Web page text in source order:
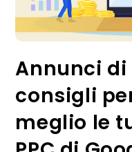
Annunci
consigli
meglio le